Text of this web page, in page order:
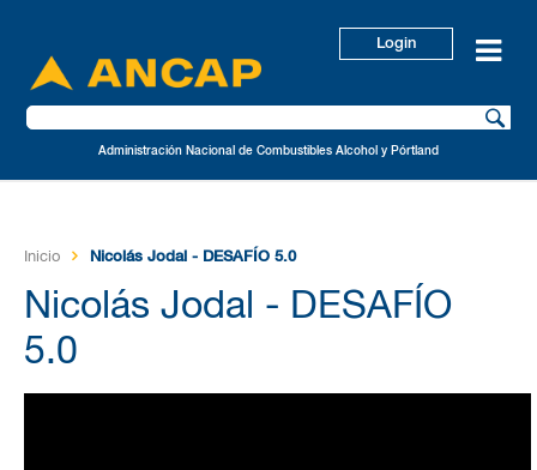
Administración Nacional de Combustibles Alcohol y Pórtland
Login
Inicio Nicolás Jodal - DESAFÍO 5.0
Nicolás Jodal - DESAFÍO
5.0